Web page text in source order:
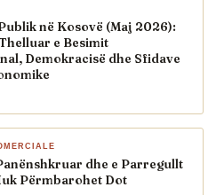
në Kosovë (Maj 2026):
e Besimit
Demokracisë dhe Sfidave
dhe e Parregullt
Përmbarohet Dot